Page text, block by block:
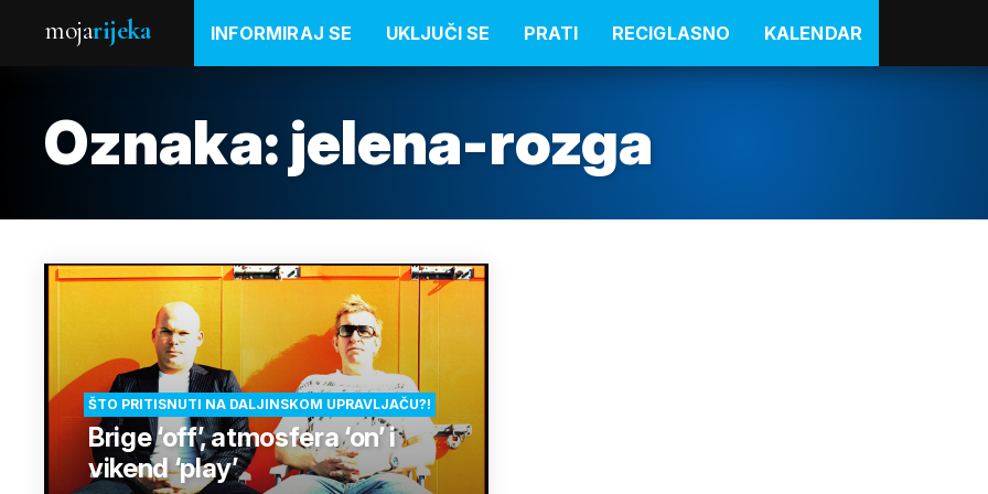
mojarijeka INFORMIRAJ SE UKLJUČI SE PRATI RECIGLASNO KALENDAR
Oznaka: jelena-rozga
ŠTO PRITISNUTI NA DALJINSKOM UPRAVLJAČU?!
Brige ‘off’, atmosfera ‘on’ i
vikend ‘play’